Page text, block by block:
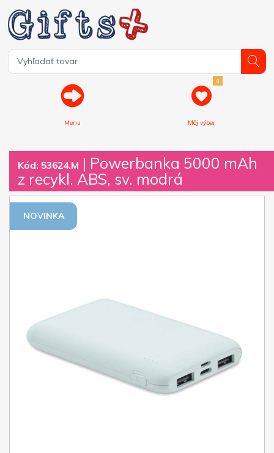
Menu
0
Môj výber
Kód: 53624.M | Powerbanka 5000 mAh
z recykl. ABS, sv. modrá
NOVINKA